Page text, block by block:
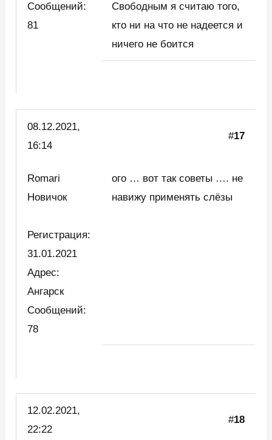
Сообщений:
81
Свободным я считаю того,
кто ни на что не надеется и
ничего не боится
08.12.2021,
16:14
#17
Romari
Новичок
Регистрация:
31.01.2021
Адрес:
Ангарск
Сообщений:
78
ого … вот так советы …. не
навижу применять слёзы
12.02.2021,
22:22
#18